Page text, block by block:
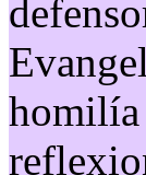
homilía